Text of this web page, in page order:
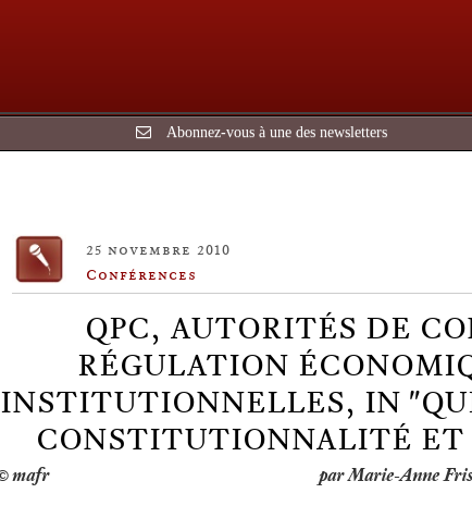
Abonnez-vous à une des newsletters
25 novembre 2010
Conférences
QPC, AUTORITÉS DE
RÉGULATION
INSTITUTIONNELLES, IN
CONSTITUTIONNALITÉ ET
par Marie-Anne